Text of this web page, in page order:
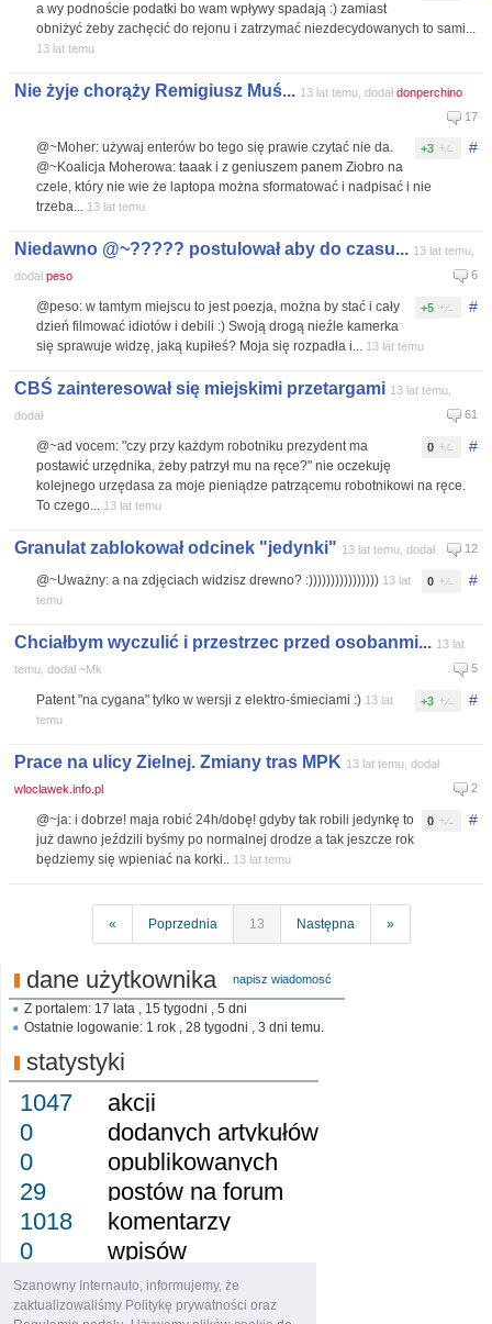
Szanowny Internauto, informujemy, że
zaktualizowaliśmy Politykę prywatności oraz
a wy podnoście podatki bo wam wpływy spadają :) zamiast
obniżyć żeby zachęcić do rejonu i zatrzymać niezdecydowanych to sami...
13 lat temu
Nie żyje chorąży Remigiusz Muś... 13 lat temu, dodał donperchino
17
#
+3
@~Moher: używaj enterów bo tego się prawie czytać nie da.
@~Koalicja Moherowa: taaak i z geniuszem panem Ziobro na
czele, który nie wie że laptopa można sformatować i nadpisać i nie
trzeba... 13 lat temu
Niedawno @~????? postulował aby do czasu... 13 lat temu,
dodał peso 6
#
+5
@peso: w tamtym miejscu to jest poezja, można by stać i cały
dzień filmować idiotów i debili :) Swoją drogą nieźle kamerka
się sprawuje widzę, jaką kupiłeś? Moja się rozpadła i... 13 lat temu
CBŚ zainteresował się miejskimi przetargami 13 lat temu,
dodał
61
#
0
@~ad vocem: "czy przy każdym robotniku prezydent ma
postawić urzędnika, żeby patrzył mu na ręce?" nie oczekuję
kolejnego urzędasa za moje pieniądze patrzącemu robotnikowi na ręce.
To czego... 13 lat temu
Granulat zablokował odcinek "jedynki" 13 lat temu, dodał 12
#
0
@~Uważny: a na zdjęciach widzisz drewno? :)))))))))))))))) 13 lat
temu
Chciałbym wyczulić i przestrzec przed osobanmi... 13 lat
temu, dodał ~Mk
5
#
+3
Patent "na cygana" tylko w wersji z elektro-śmieciami :) 13 lat
temu
Prace na ulicy Zielnej. Zmiany tras MPK 13 lat temu, dodał
wloclawek.info.pl
2
#
0
@~ja: i dobrze! maja robić 24h/dobę! gdyby tak robili jedynkę to
już dawno jeździli byśmy po normalnej drodze a tak jeszcze rok
będziemy się wpieniać na korki.. 13 lat temu
« Poprzednia 13 Następna »
dane użytkownika napisz wiadomosć
Z portalem: 17 lata , 15 tygodni , 5 dni
Ostatnie logowanie: 1 rok , 28 tygodni , 3 dni temu.
statystyki
1047
akcji
0
dodanych artykułów
0
opublikowanych
29
postów na forum
1018
komentarzy
0
wpisów
0
obserwujący
0
obserwowany